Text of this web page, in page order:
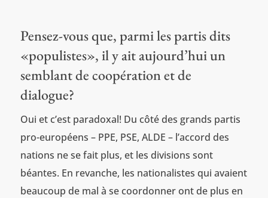
Pensez-vous que, parmi les partis dits
«populistes», il y ait aujourd’hui un
semblant de coopération et de
dialogue?
Oui et c’est paradoxal! Du côté des grands partis
pro-européens – PPE, PSE, ALDE – l’accord des
nations ne se fait plus, et les divisions sont
béantes. En revanche, les nationalistes qui avaient
beaucoup de mal à se coordonner ont de plus en